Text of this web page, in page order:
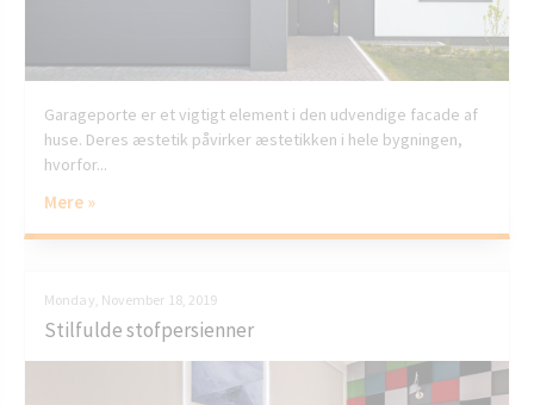
Garageporte er et vigtigt element i den udvendige facade af
huse. Deres æstetik påvirker æstetikken i hele bygningen,
hvorfor...
Mere »
Monday, November 18, 2019
Stilfulde stofpersienner